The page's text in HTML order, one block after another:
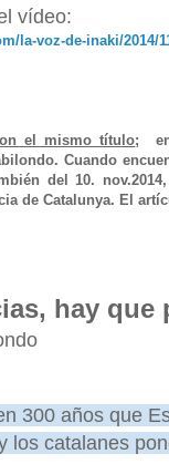
vídeo:
la-voz-de-inaki/2014/
el mismo título;
Cuando
del 10.
de Catalunya. El
hay que
300 años que
los catalanes